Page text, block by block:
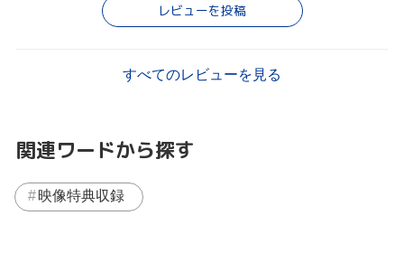
レビューを投稿
すべてのレビューを見る
関連ワードから探す
映像特典収録